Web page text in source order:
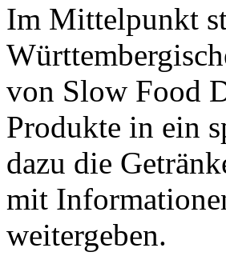
Im Mittelpunkt
von Slow Food
Produkte in ein
dazu die
mit
weitergeben.